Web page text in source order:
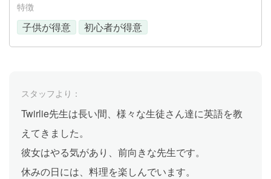
特徴
子供が得意 初心者が得意
スタッフより：
Twirlie先生は長い間、様々な生徒さん達に英語を教
えてきました。
彼女はやる気があり、前向きな先生です。
休みの日には、料理を楽しんでいます。